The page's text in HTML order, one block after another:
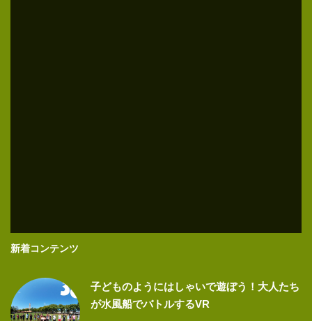
新着コンテンツ
子どものようにはしゃいで遊ぼう！大人たち
が水風船でバトルするVR